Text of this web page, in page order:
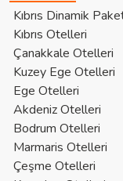
Kıbrıs Dinamik
Kıbrıs Otelleri
Çanakkale Otelleri
Kuzey Ege Otelleri
Ege Otelleri
Akdeniz Otelleri
Bodrum Otelleri
Marmaris Otelleri
Çeşme Otelleri